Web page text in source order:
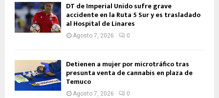
DT de Imperial Unido sufre grave
accidente en la Ruta 5 Sur y es trasladado
al Hospital de Linares
Agosto 7, 2026 0
Detienen a mujer por microtráfico tras
presunta venta de cannabis en plaza de
Temuco
Agosto 7, 2026 0